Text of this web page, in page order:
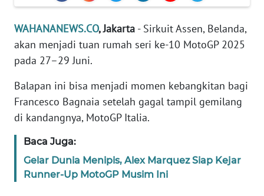
WAHANANEWS.CO, Jakarta - Sirkuit Assen, Belanda,
akan menjadi tuan rumah seri ke-10 MotoGP 2025
pada 27–29 Juni.
Balapan ini bisa menjadi momen kebangkitan bagi
Francesco Bagnaia setelah gagal tampil gemilang
di kandangnya, MotoGP Italia.
Baca Juga:
Gelar Dunia Menipis, Alex Marquez Siap Kejar
Runner-Up MotoGP Musim Ini
EDITORIAL
Informasi
INDEKS
BERITA
KAMI
INFO